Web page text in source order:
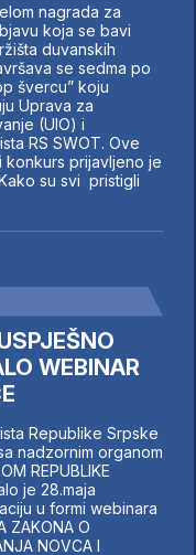
nagrada za
koja se bavi
duvanskih
se sedma po
švercu” koju
Uprava za
(UIO) i
RS SWOT. Ove
konkurs prijavljeno je
su svi pristigli
WEBINAR
Republike Srpske
nadzornim organom
REPUBLIKE
je 28.maja
u formi webinara
ZAKONA O
NOVCA I